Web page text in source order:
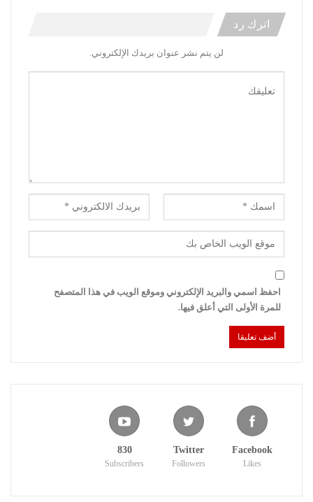
اترك رد
لن يتم نشر عنوان بريدك الإلكتروني.
احفظ اسمي والبريد الإلكتروني وموقع الويب في هذا المتصفح
للمرة الأولى التي أعلق فيها.
Facebook
Likes
Twitter
Followers
830
Subscribers